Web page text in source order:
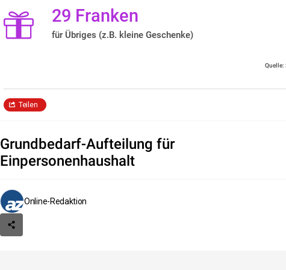
29 Franken
für Übriges (z.B. kleine Geschenke)
Quelle:
Teilen
Grundbedarf-Aufteilung für
Einpersonenhaushalt
Online-Redaktion